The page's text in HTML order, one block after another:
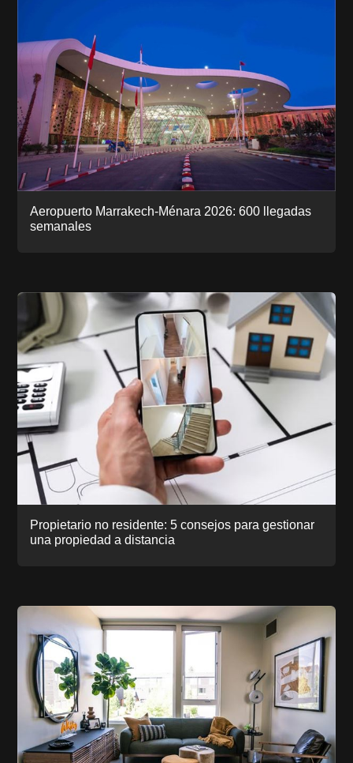
Aeropuerto Marrakech-Ménara 2026: 600 llegadas
semanales
Propietario no residente: 5 consejos para gestionar
una propiedad a distancia